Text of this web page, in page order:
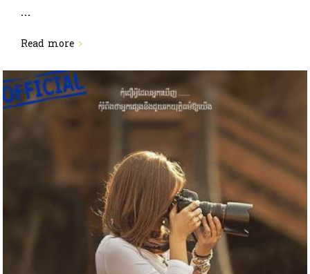
...
Read more